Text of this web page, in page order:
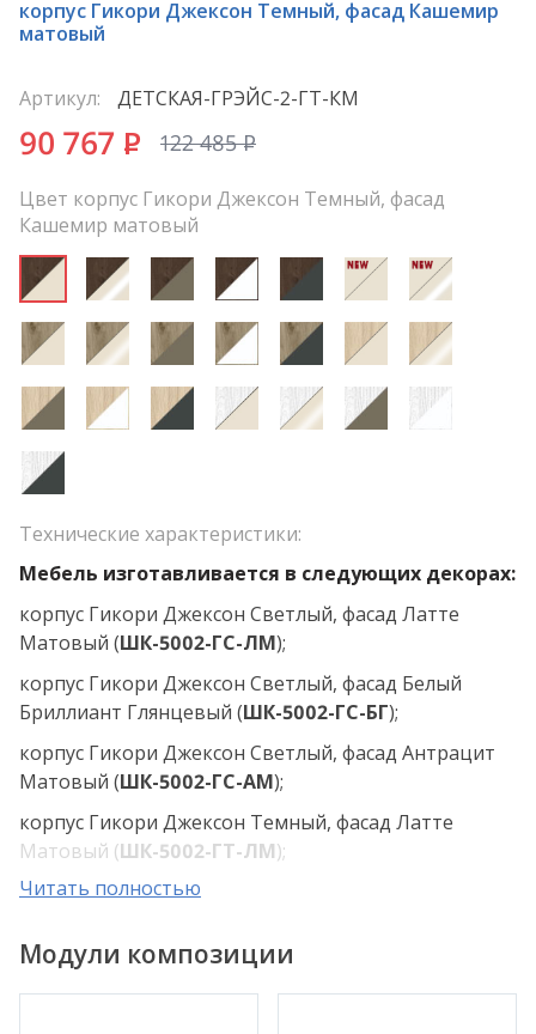
корпус Гикори Джексон Темный, фасад Кашемир
матовый
Артикул: ДЕТСКАЯ-ГРЭЙС-2-ГТ-КМ
90 767 P 122 485P
Цвет корпус Гикори Джексон Темный, фасад
Кашемир матовый
Технические характеристики:
Мебель изготавливается в следующих декорах:
корпус Гикори Джексон Светлый, фасад Латте
Матовый (ШК-5002-ГС-ЛМ);
корпус Гикори Джексон Светлый, фасад Белый
Бриллиант Глянцевый (ШК-5002-ГС-БГ);
корпус Гикори Джексон Светлый, фасад Антрацит
Матовый (ШК-5002-ГС-АМ);
корпус Гикори Джексон Темный, фасад Латте
Матовый (ШК-5002-ГТ-ЛМ);
корпус Гикори Джексон Темный, фасад Белый
корпус Гикори Джексон Темный, фасад Антрацит
Матовый (ШК-5002-ГТ-АМ
);
Читать полностью
Модули композиции